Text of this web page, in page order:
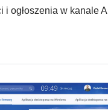
i ogłoszenia w kanale